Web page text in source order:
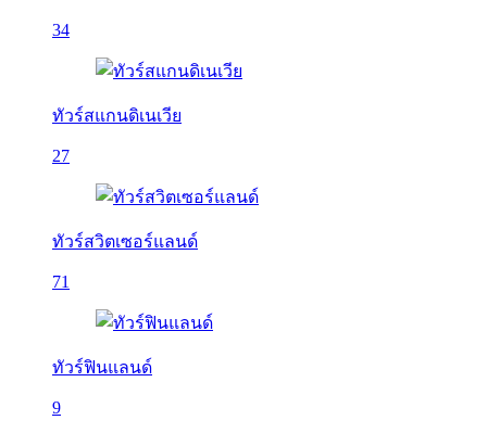
34
ทัวร์สแกนดิเนเวีย
27
ทัวร์สวิตเซอร์แลนด์
71
ทัวร์ฟินแลนด์
9